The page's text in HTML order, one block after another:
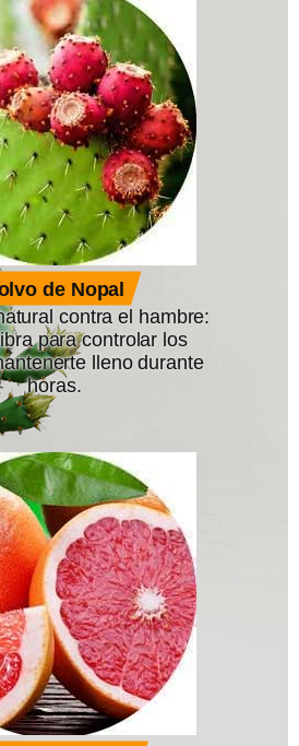
de Nopal
contra el hambre:
para controlar los
lleno durante
horas.